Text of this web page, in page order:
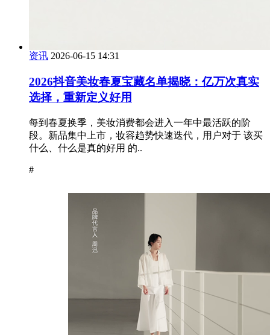
资讯 2026-06-15 14:31
2026抖音美妆春夏宝藏名单揭晓：亿万次真实
选择，重新定义好用
每到春夏换季，美妆消费都会进入一年中最活跃的阶
段。新品集中上市，妆容趋势快速迭代，用户对于 该买
什么、什么是真的好用 的..
#